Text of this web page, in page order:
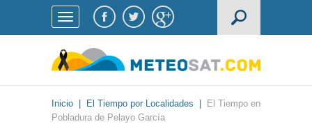
Inicio El Tiempo por Localidades
El Tiempo en
Pobladura de Pelayo García